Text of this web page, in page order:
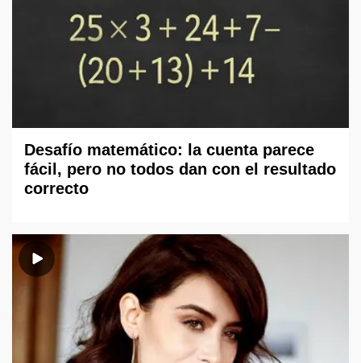
Desafío matemático: la cuenta parece
fácil, pero no todos dan con el resultado
correcto